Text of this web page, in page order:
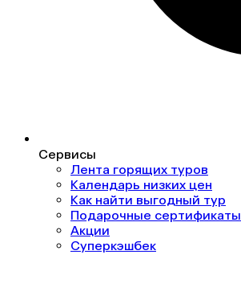
Сервисы
Лента горящих туров
Календарь низких цен
Как найти выгодный тур
Подарочные сертификаты
Акции
Суперкэшбек